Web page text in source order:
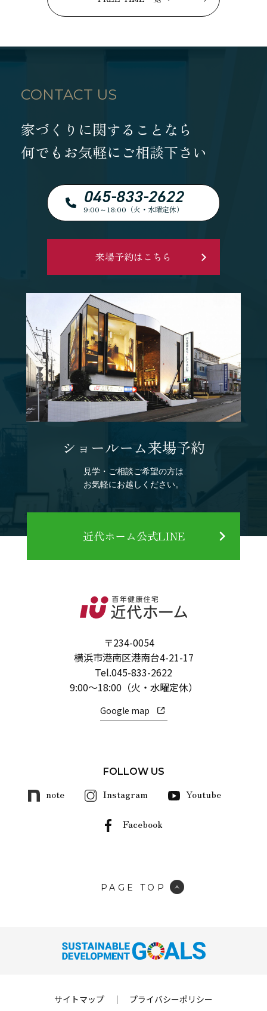
CONTACT US
家づくりに関することなら
何でもお気軽にご相談下さい
045-833-2622
9:00～18:00（火・水曜定休）
来場予約はこちら
ショールーム来場予約
見学・ご相談ご希望の方は
お気軽にお越しください。
近代ホーム公式LINE
〒234-0054
横浜市港南区港南台4-21-17
Tel.045-833-2622
9:00～18:00（火・水曜定休）
Google map
FOLLOW US
note Instagram Youtube
Facebook
PAGE TOP
サイトマップ ｜ プライバシーポリシー